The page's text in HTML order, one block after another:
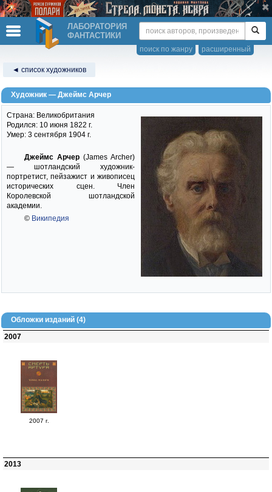
ЛАБОРАТОРИЯ
ФАНТАСТИКИ
расширенный
поиск по жанру
◄ список художников
Художник — Джеймс Арчер
Страна: Великобритания
Родился: 10 июня 1822 г.
Умер: 3 сентября 1904 г.
Джеймс Арчер(James Archer)
— шотландский художник-
портретист, пейзажист и живописец
исторических сцен. Член
Королевской шотландской
академии.
© Википедия
Обложки изданий (4)
2007
2007 г.
2013